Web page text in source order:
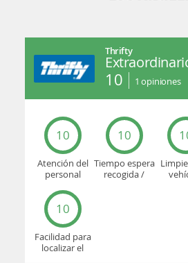
Thrifty
10 1 opiniones
10
Atención del
personal
10
Tiempo espera
recogida /
10
Facilidad para
localizar el